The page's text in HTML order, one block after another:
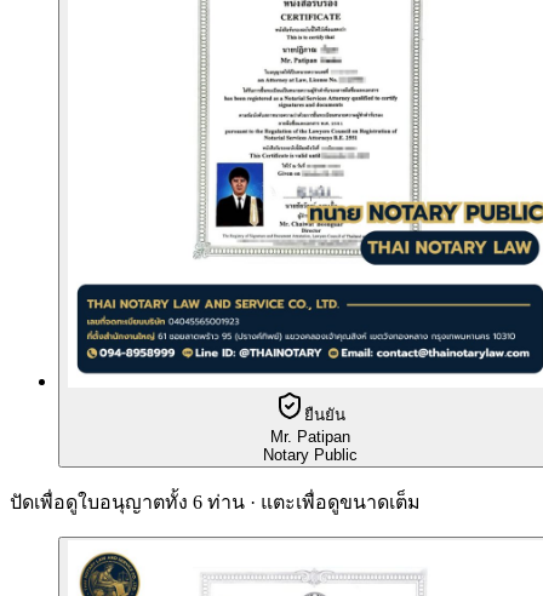
ยืนยัน
Mr. Patipan
Notary Public
ปัดเพื่อดูใบอนุญาตทั้ง 6 ท่าน · แตะเพื่อดูขนาดเต็ม